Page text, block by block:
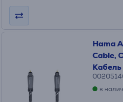
Hama
Cable,
Кабель
в